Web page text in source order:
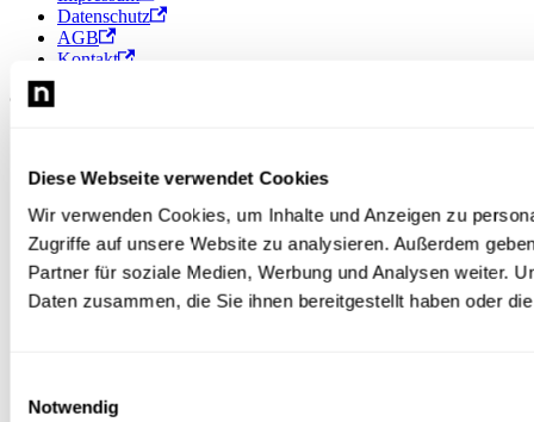
Diese Webseite verwendet Cookies
Wir verwenden Cookies, um Inhalte und Anzeigen zu
Zugriffe auf unsere Website zu analysieren. Außerdem
Partner für soziale Medien, Werbung und Analysen weiter.
Daten zusammen, die Sie ihnen bereitgestellt haben oder
Notwendig
Datenschutz
AGB
Kontakt
© 2026 Newsload, Newsload ist ein Produkt der Contiago GmbH.